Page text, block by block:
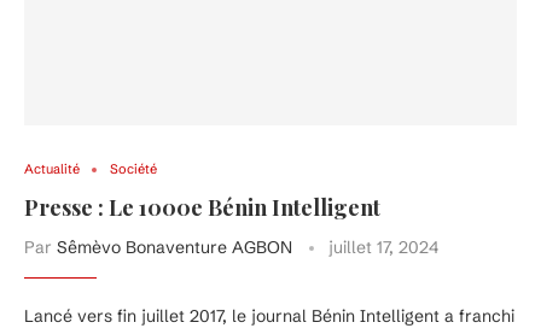
Actualité Société
Presse : Le 1000e Bénin Intelligent
Par Sêmèvo Bonaventure AGBON juillet 17, 2024
Lancé vers fin juillet 2017, le journal Bénin Intelligent a franchi